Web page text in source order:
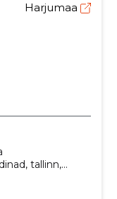
Harjumaa
tallinn,